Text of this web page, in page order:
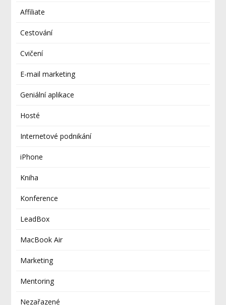
Affiliate
Cestování
Cvičení
E-mail marketing
Geniální aplikace
Hosté
Internetové podnikání
iPhone
Kniha
Konference
LeadBox
MacBook Air
Marketing
Mentoring
Nezařazené